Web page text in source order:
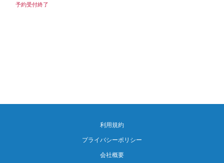
予約受付終了
利用規約
プライバシーポリシー
会社概要